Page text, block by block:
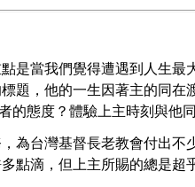
是當我們覺得遭遇到人生
題，他的一生因著主的同在
的態度？體驗上主時刻與他同
為台灣基督長老教會付出
點滴，但上主所賜的總是